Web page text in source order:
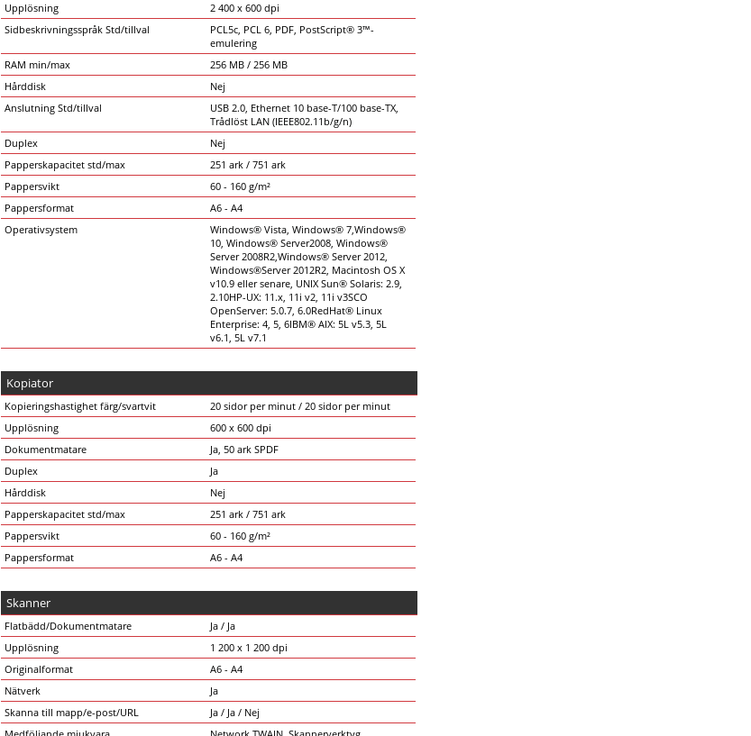
Upplösning
2 400 x 600 dpi
Sidbeskrivningsspråk Std/tillval
PCL5c, PCL 6, PDF, PostScript® 3™-
emulering
RAM min/max
256 MB / 256 MB
Hårddisk
Nej
Anslutning Std/tillval
USB 2.0, Ethernet 10 base-T/100 base-TX,
Trådlöst LAN (IEEE802.11b/g/n)
Duplex
Nej
Papperskapacitet std/max
251 ark / 751 ark
Pappersvikt
60 - 160 g/m²
Pappersformat
A6 - A4
Operativsystem
Windows® Vista, Windows® 7,Windows®
10, Windows® Server2008, Windows®
Server 2008R2,Windows® Server 2012,
Windows®Server 2012R2, Macintosh OS X
v10.9 eller senare, UNIX Sun® Solaris: 2.9,
2.10HP-UX: 11.x, 11i v2, 11i v3SCO
OpenServer: 5.0.7, 6.0RedHat® Linux
Enterprise: 4, 5, 6IBM® AIX: 5L v5.3, 5L
v6.1, 5L v7.1
Kopiator
Kopieringshastighet färg/svartvit
20 sidor per minut / 20 sidor per minut
Upplösning
600 x 600 dpi
Dokumentmatare
Ja, 50 ark SPDF
Duplex
Ja
Hårddisk
Nej
Papperskapacitet std/max
251 ark / 751 ark
Pappersvikt
60 - 160 g/m²
Pappersformat
A6 - A4
Skanner
Flatbädd/Dokumentmatare
Ja / Ja
Upplösning
1 200 x 1 200 dpi
Originalformat
A6 - A4
Nätverk
Ja
Skanna till mapp/e-post/URL
Ja / Ja / Nej